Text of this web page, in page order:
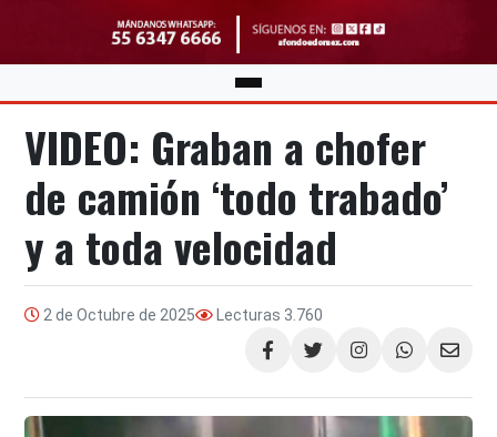
VIDEO: Graban a chofer
de camión ‘todo trabado’
y a toda velocidad
2 de Octubre de 2025 Lecturas 3.760
Compartir